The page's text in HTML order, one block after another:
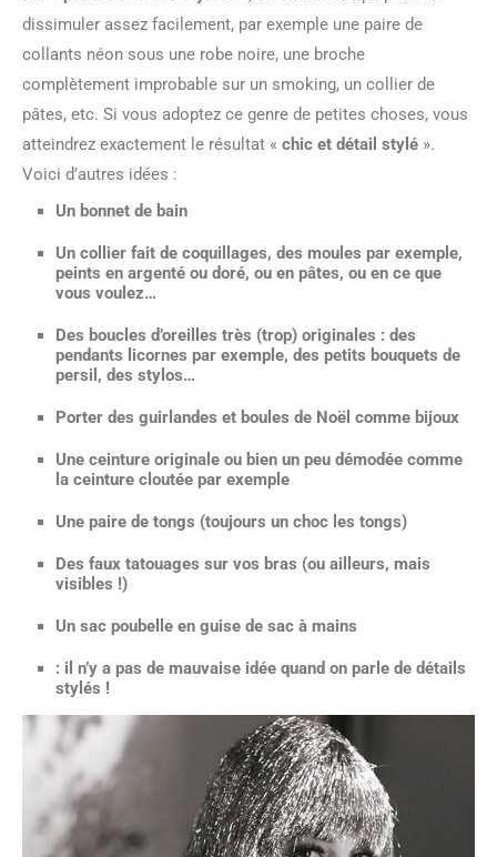
dissimuler assez facilement, par exemple une paire de
collants néon sous une robe noire, une broche
complètement improbable sur un smoking, un collier de
pâtes, etc. Si vous adoptez ce genre de petites choses, vous
atteindrez exactement le résultat « chic et détail stylé ».
Voici d’autres idées :
Un bonnet de bain
Un collier fait de coquillages, des moules par exemple,
peints en argenté ou doré, ou en pâtes, ou en ce que
vous voulez…
Des boucles d’oreilles très (trop) originales : des
pendants licornes par exemple, des petits bouquets de
persil, des stylos…
Porter des guirlandes et boules de Noël comme bijoux
Une ceinture originale ou bien un peu démodée comme
la ceinture cloutée par exemple
Une paire de tongs (toujours un choc les tongs)
Des faux tatouages sur vos bras (ou ailleurs, mais
visibles !)
Un sac poubelle en guise de sac à mains
: il n’y a pas de mauvaise idée quand on parle de détails
stylés !